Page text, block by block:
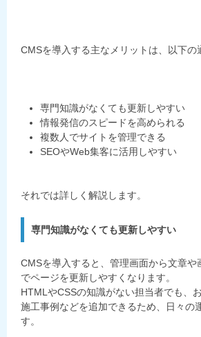
CMSを導入する主なメリットは、以下の
専門知識がなくても更新しやすい
情報発信のスピードを高められる
複数人でサイトを管理できる
SEOやWeb集客に活用しやすい
それでは詳しく解説します。
専門知識がなくても更新しやすい
CMSを導入すると、管理画面から文章や
でページを更新しやすくなります。
HTMLやCSSの知識がない担当者でも、
施工事例などを追加できるため、日々の
す。